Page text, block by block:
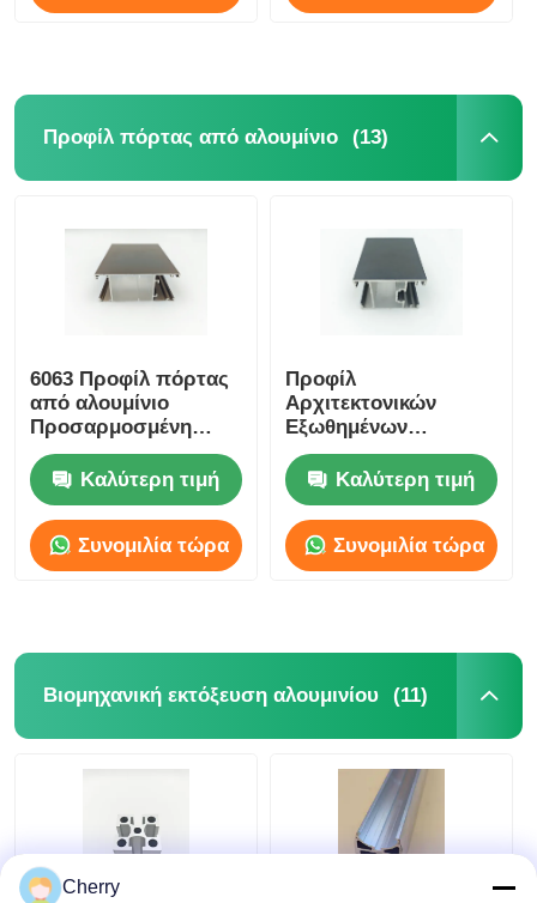
Προφίλ πόρτας από αλουμίνιο (13)
6063 Προφίλ πόρτας
από αλουμίνιο
Προσαρμοσμένη
ανωδικοποιημένη
εξώθηση αλουμινίου
Καλύτερη τιμή
Συνομιλία τώρα
Προφίλ
Αρχιτεκτονικών
Εξωθημένων
Αλουμινίου, Προφίλ
Πόρτας Γυαλιού
Αλουμινίου OEM
Καλύτερη τιμή
Συνομιλία τώρα
Βιομηχανική εκτόξευση αλουμινίου (11)
Cherry